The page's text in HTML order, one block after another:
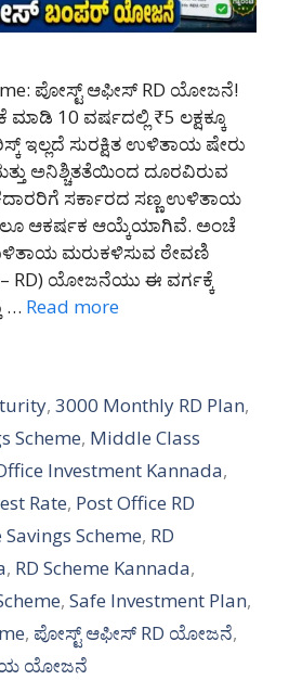
ಪೋಸ್ಟ್ ಆಫೀಸ್ RD ಯೋಜನೆ!
10 ವರ್ಷದಲ್ಲಿ ₹5 ಲಕ್ಷಕ್ಕೂ
ಇಲ್ಲದೆ ಸುರಕ್ಷಿತ ಉಳಿತಾಯ ಷೇರು
ಅನಿಶ್ಚಿತತೆಯಿಂದ ದೂರವಿರುವ
ಸರ್ಕಾರದ ಸಣ್ಣ ಉಳಿತಾಯ
ಆಕರ್ಷಕ ಆಯ್ಕೆಯಾಗಿವೆ. ಅಂಚೆ
ಮರುಕಳಿಸುವ ಠೇವಣಿ
– RD) ಯೋಜನೆಯು ಈ ವರ್ಗಕ್ಕೆ
… Read more
,3000 Monthly RD Plan,
Scheme, Middle Class
Investment Kannada,
Rate, Post Office RD
Scheme, RD
, RD Scheme Kannada,
, Safe Investment Plan,
, ಪೋಸ್ಟ್ ಆಫೀಸ್ RD ಯೋಜನೆ,
ಯೋಜನೆ